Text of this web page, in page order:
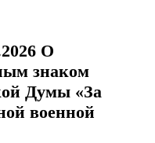
О
знаком
Думы «За
военной